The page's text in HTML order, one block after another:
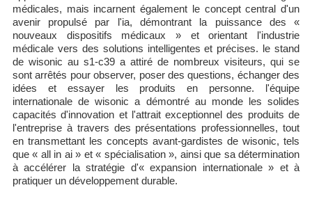
médicales, mais incarnent également le concept central d'un
avenir propulsé par l'ia, démontrant la puissance des «
nouveaux dispositifs médicaux » et orientant l'industrie
médicale vers des solutions intelligentes et précises. le stand
de wisonic au s1-c39 a attiré de nombreux visiteurs, qui se
sont arrêtés pour observer, poser des questions, échanger des
idées et essayer les produits en personne. l'équipe
internationale de wisonic a démontré au monde les solides
capacités d'innovation et l'attrait exceptionnel des produits de
l'entreprise à travers des présentations professionnelles, tout
en transmettant les concepts avant-gardistes de wisonic, tels
que « all in ai » et « spécialisation », ainsi que sa détermination
à accélérer la stratégie d'« expansion internationale » et à
pratiquer un développement durable.